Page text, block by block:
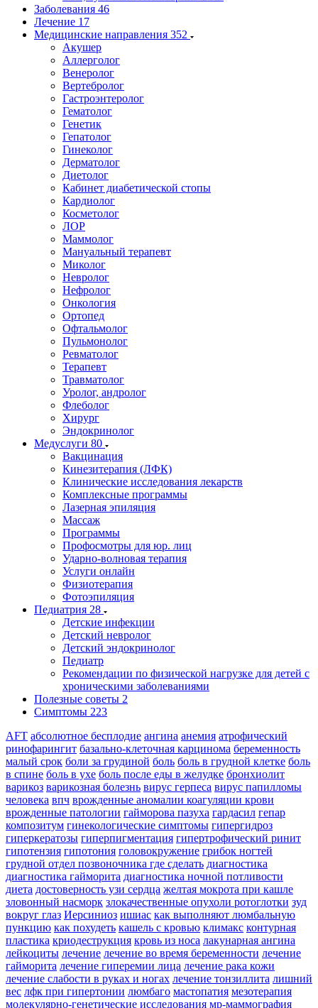
Заболевания 46
Лечение 17
Медицинские направления 352
Акушер
Аллерголог
Венеролог
Вертебролог
Гастроэнтеролог
Гематолог
Генетик
Гепатолог
Гинеколог
Дерматолог
Диетолог
Кабинет диабетической стопы
Кардиолог
Косметолог
ЛОР
Маммолог
Мануальный терапевт
Миколог
Невролог
Нефролог
Онкология
Ортопед
Офтальмолог
Пульмонолог
Ревматолог
Терапевт
Травматолог
Уролог, андролог
Флеболог
Хирург
Эндокринолог
Медуслуги 80
Вакцинация
Кинезитерапия (ЛФК)
Клинические исследования лекарств
Комплексные программы
Лазерная эпиляция
Массаж
Программы
Профосмотры для юр. лиц
Ударно-волновая терапия
Услуги онлайн
Физиотерапия
Фотоэпиляция
Педиатрия 28
Детские инфекции
Детский невролог
Детский эндокринолог
Педиатр
Рекомендации по физической нагрузке для детей с
хроническими заболеваниями
Полезные советы 2
Симптомы 223
AFT абсолютное бесплодие ангина анемия атрофический
ринофарингит базально-клеточная карцинома беременность
малый срок боли за грудиной боль боль в грудной клетке боль
в спине боль в ухе боль после еды в желудке бронхиолит
варикоз варикозная болезнь вирус герпеса вирус папилломы
человека впч врожденные аномалии коагуляции крови
врожденные патологии гайморова пазуха гардасил гепар
композитум гинекологические симптомы гипергидроз
гиперкератозы гиперпигментация гипертрофический ринит
гипотензия гипотония головокружение грибок ногтей
грудной отдел позвоночника где сделать диагностика
диагностика гайморита диагностика ночной потливости
диета достоверность узи сердца желтая мокрота при кашле
зловонный насморк злокачественные опухоли ротоглотки зуд
вокруг глаз Иерсиниоз ишиас как выполняют люмбальную
пункцию как похудеть кашель с кровью климакс контурная
пластика криодеструкция кровь из носа лакунарная ангина
лейкоциты лечение лечение во время беременности лечение
гайморита лечение гиперемии лица лечение рака кожи
лечение слабости в руках и ногах лечение тонзиллита лишний
вес лфк при гипертонии люмбаго мастопатия мезотерапия
молекулярно-генетические исследования мр-маммография